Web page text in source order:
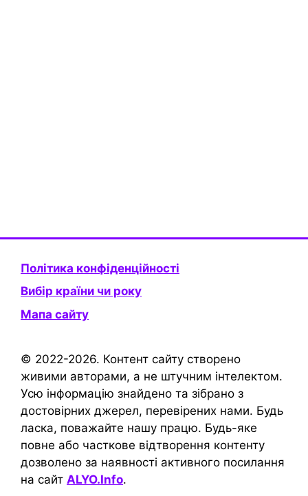
Політика конфіденційності
Вибір країни чи року
Мапа сайту
© 2022-2026. Контент сайту створено
живими авторами, а не штучним інтелектом.
Усю інформацію знайдено та зібрано з
достовірних джерел, перевірених нами. Будь
ласка, поважайте нашу працю. Будь-яке
повне або часткове відтворення контенту
дозволено за наявності активного посилання
на сайт ALYO.Info.